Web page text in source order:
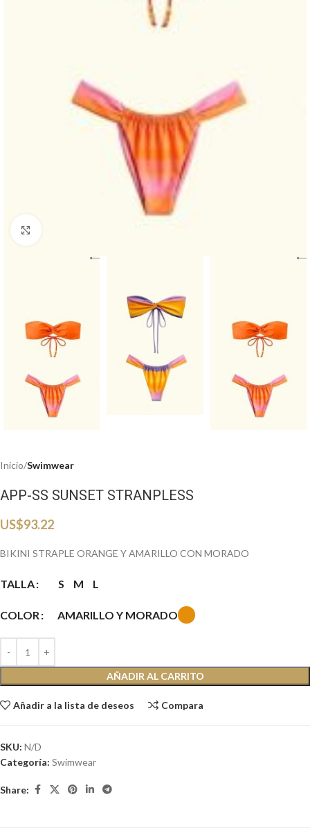
Inicio Swimwear
APP-SS SUNSET STRANPLESS
US$93.22
BIKINI STRAPLE ORANGE Y AMARILLO CON MORADO
TALLA S M L
COLOR AMARILLO Y MORADO
AÑADIR AL CARRITO
Añadir a la lista de deseos Compara
SKU: N/D
Categoría: Swimwear
Share: